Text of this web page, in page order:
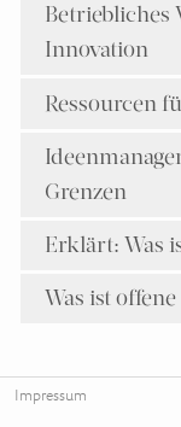
Betriebliches
Innovation
Ressourcen
Grenzen
Erklärt: Was
Was ist
Impressum